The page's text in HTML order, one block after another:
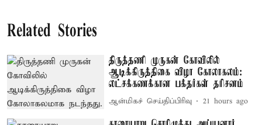
Related Stories
திருத்தணி முருகன் கோவிலில்
ஆடிக்கிருத்திகை விழா கோலாகலம்:
லட்சக்கணக்கான பக்தர்கள் தரிசனம்
ஆன்மிகச் செய்திப்பிரிவு 21 hours ago